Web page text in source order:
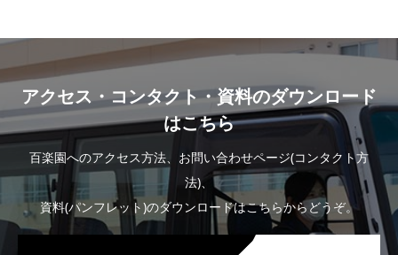
アクセス・コンタクト・資料のダウンロード
はこちら
百楽園へのアクセス方法、お問い合わせページ(コンタクト方
法)、
資料(パンフレット)のダウンロードはこちらからどうぞ。